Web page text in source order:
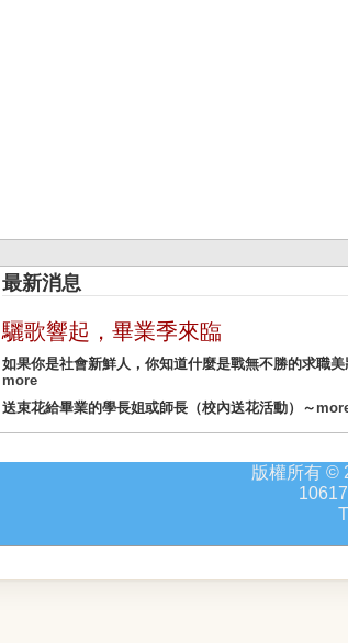
最新消息
驪歌響起，畢業季來臨
如果你是社會新鮮人，你知道什麼是戰無不勝的求職
more
送束花給畢業的學長姐或師長（校內送花活動）～
版權所有 ©